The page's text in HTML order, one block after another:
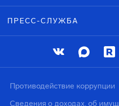
ПРЕСС-СЛУЖБА
Противодействие коррупции
Сведения о доходах, об